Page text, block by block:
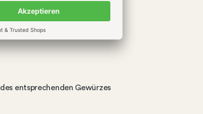
entsprechenden Gewürzes